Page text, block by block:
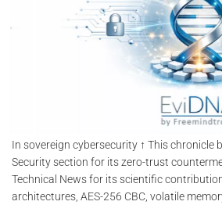
In sovereign cybersecurity ↑ This chronicle
Security section for its zero-trust
Technical News for its scientific
architectures, AES-256 CBC, volatile